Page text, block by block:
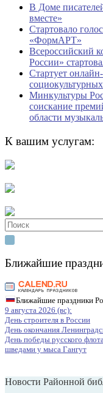
В Доме
вместе»
Стартовало
«ФормАРТ»
Всероссийский
России»
Стартует
Минкультуры
соискание
области
К вашим услугам:
Search
for:
Ближайшие
Ближайшие праздники
9 августа 2026 (вс):
День строителя в России
День окончания
День победы русского
шведами у мыса Гангут
Новости Районной